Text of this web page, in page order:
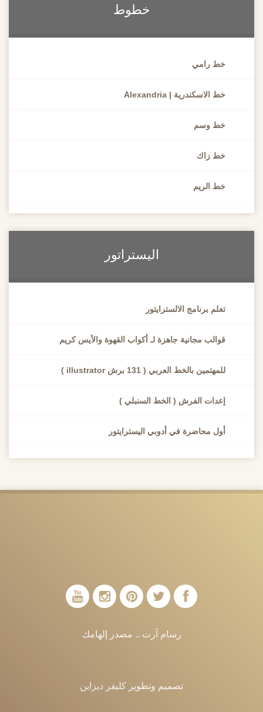
خطوط
خط رامي
خط الاسكندرية | Alexandria
خط وسم
خط زاك
خط الريم
اليستراتور
تعلم برنامج الالسترايتور
قوالب مجانية جاهزة لـ أكواب القهوة والأيس كريم
للمهتمين بالخط العربي ( 131 برش illustrator )
إعدات الفرش ( الخط السنبلي )
أول محاضرة في أدوبي اليسترايتور
رسام آرت .. مصدر إلهامك
تصميم وتطوير كليفر ديزاين